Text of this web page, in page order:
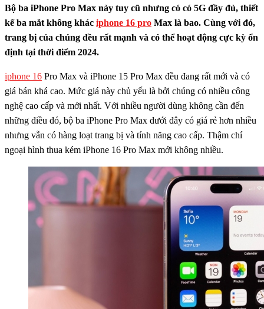
Bộ ba iPhone Pro Max này tuy cũ nhưng có có 5G đầy đủ, thiết
kế ba mắt không khác iphone 16 pro Max là bao. Cùng với đó,
trang bị của chúng đều rất mạnh và có thể hoạt động cực kỳ ổn
định tại thời điểm 2024.
iphone 16 Pro Max và iPhone 15 Pro Max đều đang rất mới và có
giá bán khá cao. Mức giá này chủ yếu là bởi chúng có nhiều công
nghệ cao cấp và mới nhất. Với nhiều người dùng không cần đến
những điều đó, bộ ba iPhone Pro Max dưới đây có giá rẻ hơn nhiều
nhưng vẫn có hàng loạt trang bị và tính năng cao cấp. Thậm chí
ngoại hình thua kém iPhone 16 Pro Max mới không nhiều.